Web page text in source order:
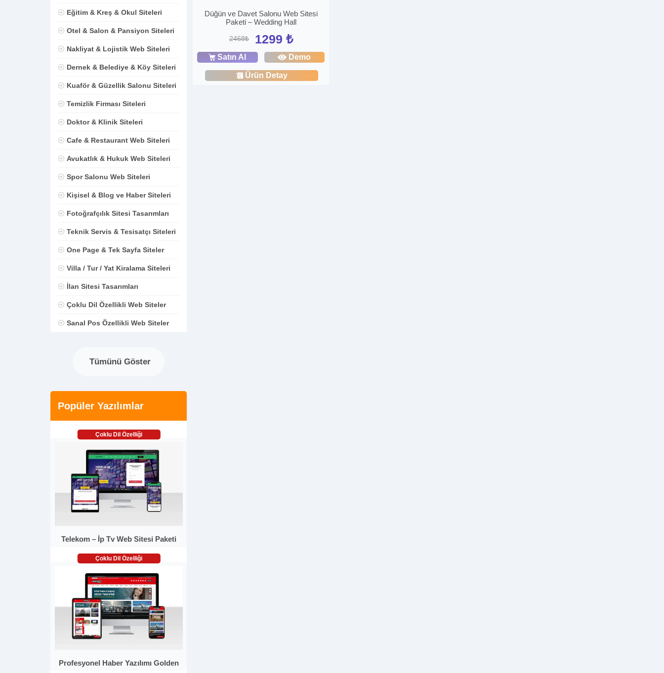
Eğitim & Kreş & Okul Siteleri
Otel & Salon & Pansiyon Siteleri
Nakliyat & Lojistik Web Siteleri
Dernek & Belediye & Köy Siteleri
Kuaför & Güzellik Salonu Siteleri
Temizlik Firması Siteleri
Doktor & Klinik Siteleri
Cafe & Restaurant Web Siteleri
Avukatlık & Hukuk Web Siteleri
Spor Salonu Web Siteleri
Kişisel & Blog ve Haber Siteleri
Fotoğrafçılık Sitesi Tasarımları
Teknik Servis & Tesisatçı Siteleri
One Page & Tek Sayfa Siteler
Villa / Tur / Yat Kiralama Siteleri
İlan Sitesi Tasarımları
Çoklu Dil Özellikli Web Siteler
Sanal Pos Özellikli Web Siteler
Tümünü Göster
Popüler Yazılımlar
Çoklu Dil Özelliği
Telekom – İp Tv Web Sitesi Paketi
Çoklu Dil Özelliği
Profesyonel Haber Yazılımı Golden
Düğün ve Davet Salonu Web Sitesi
Paketi – Wedding Hall
2468₺ 1299 ₺
Satın Al Demo
Ürün Detay